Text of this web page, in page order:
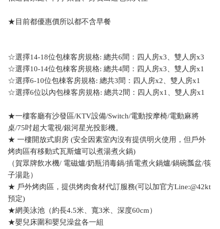
★目前都優惠價所以都不含早餐
☆選擇14-18位包棟客房規格: 總共6間：四人房x3、雙人房x3
☆選擇10-14位包棟客房規格: 總共4間：四人房x3、雙人房x1
☆選擇6-10位包棟客房規格: 總共3間：四人房x2、雙人房x1
☆選擇6位以內包棟客房規格: 總共2間：四人房x1、雙人房x1
★一樓客廳有沙發區/KTV設備/Switch/電動按摩椅/電動麻將
桌/75吋超大電視/銀河星光投影機。
★ 一樓開放式廚房 (安全因素室內沒有提供明火使用，但戶外
烤肉區有移動式瓦斯爐可以煮湯煮火鍋)
（賀眾牌飲水機/ 電磁爐/奶瓶消毒鍋/插電煮火鍋爐/鍋碗瓢盆/筷
子湯匙）
★ 戶外烤肉區，提供烤肉食材代訂服務(可以加官方Line:@42kt
預定)
★網美泳池（約長4.5米、寬3米、深度60cm）
★嬰兒床圍和嬰兒澡盆各一組